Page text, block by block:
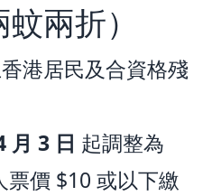
兩折）
港居民及合資格殘
月 3 日 起調整為
票價 $10 或以下繳